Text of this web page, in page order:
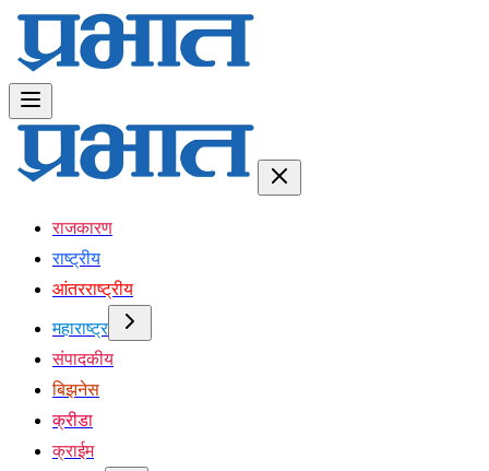
राजकारण
राष्ट्रीय
आंतरराष्ट्रीय
महाराष्ट्र
संपादकीय
बिझनेस
क्रीडा
क्राईम